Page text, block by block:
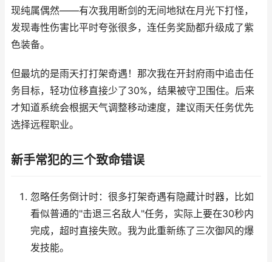
现纯属偶然——有次我用断剑的无间地狱在月光下打怪，
发现毒性伤害比平时夸张很多，连任务奖励都升级成了紫
色装备。
但最坑的是雨天打打架奇遇！那次我在开封府雨中追击任
务目标，轻功位移直接少了30%，结果被守卫围住。后来
才知道系统会根据天气调整移动速度，建议雨天任务优先
选择远程职业。
新手常犯的三个致命错误
忽略任务倒计时：很多打架奇遇有隐藏计时器，比如
看似普通的"击退三名敌人"任务，实际上要在30秒内
完成，超时直接失败。我为此重新练了三次御风的爆
发技能。